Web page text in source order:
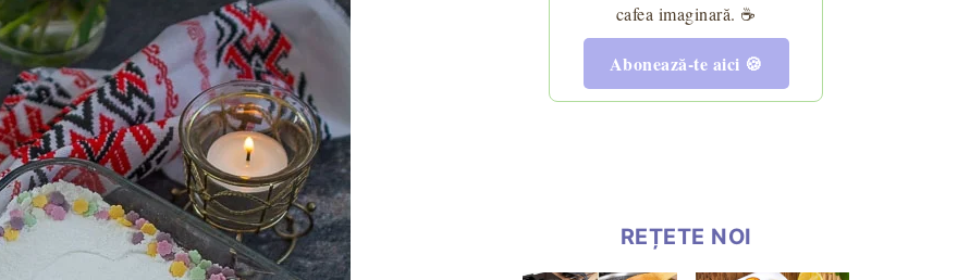
cafea imaginară. ☕
Abonează-te aici 🍪
REȚETE NOI